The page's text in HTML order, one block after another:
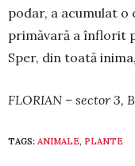
podar, a acumulat
primăvară a înflorit
Sper, din toată
FLORIAN – sector 3,
TAGS: ANIMALE, PLANTE